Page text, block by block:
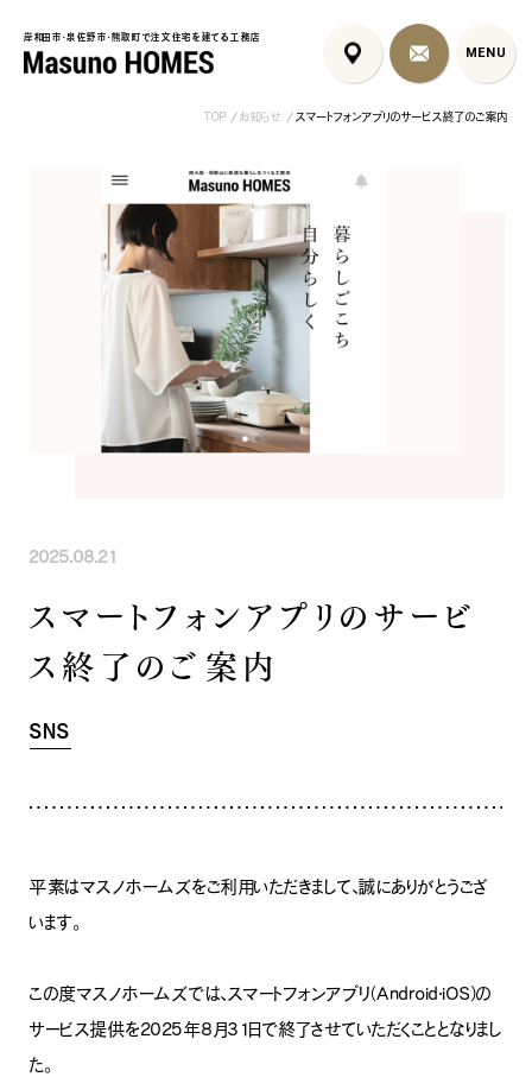
岸和田市・泉佐野市・熊取町で注文住宅を建てる工務店
MENU
MENU
岸和田市・泉佐野市・熊取町で注文住宅を建てる工務店
泉佐野市の北欧デザイン注文
泉佐野市の共働き夫婦向け注
文住宅｜家事ラク...
はじめに
5つの約束
標準仕様
家づくりの流れ
施工事例
INFORMATION
社長ブログ
スタッフブログ
家づくり相談会
会社紹介
スタッフ紹介
採用情報
家づくり相談会 カタログ請求
TOP お知らせ スマートフォンアプリのサービス終了のご案内
2025.08.21
スマートフォンアプリのサービ
ス終了のご案内
SNS
平素はマスノホームズをご利用いただきまして、誠にありがとうござ
います。
この度マスノホームズでは、スマートフォンアプリ（Android・iOS）の
サービス提供を2025年8月31日で終了させていただくこととなりまし
た。